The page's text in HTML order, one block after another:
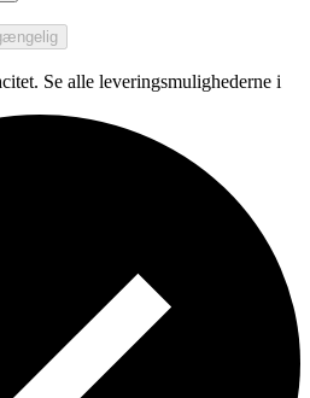
Se alle leveringsmulighederne i